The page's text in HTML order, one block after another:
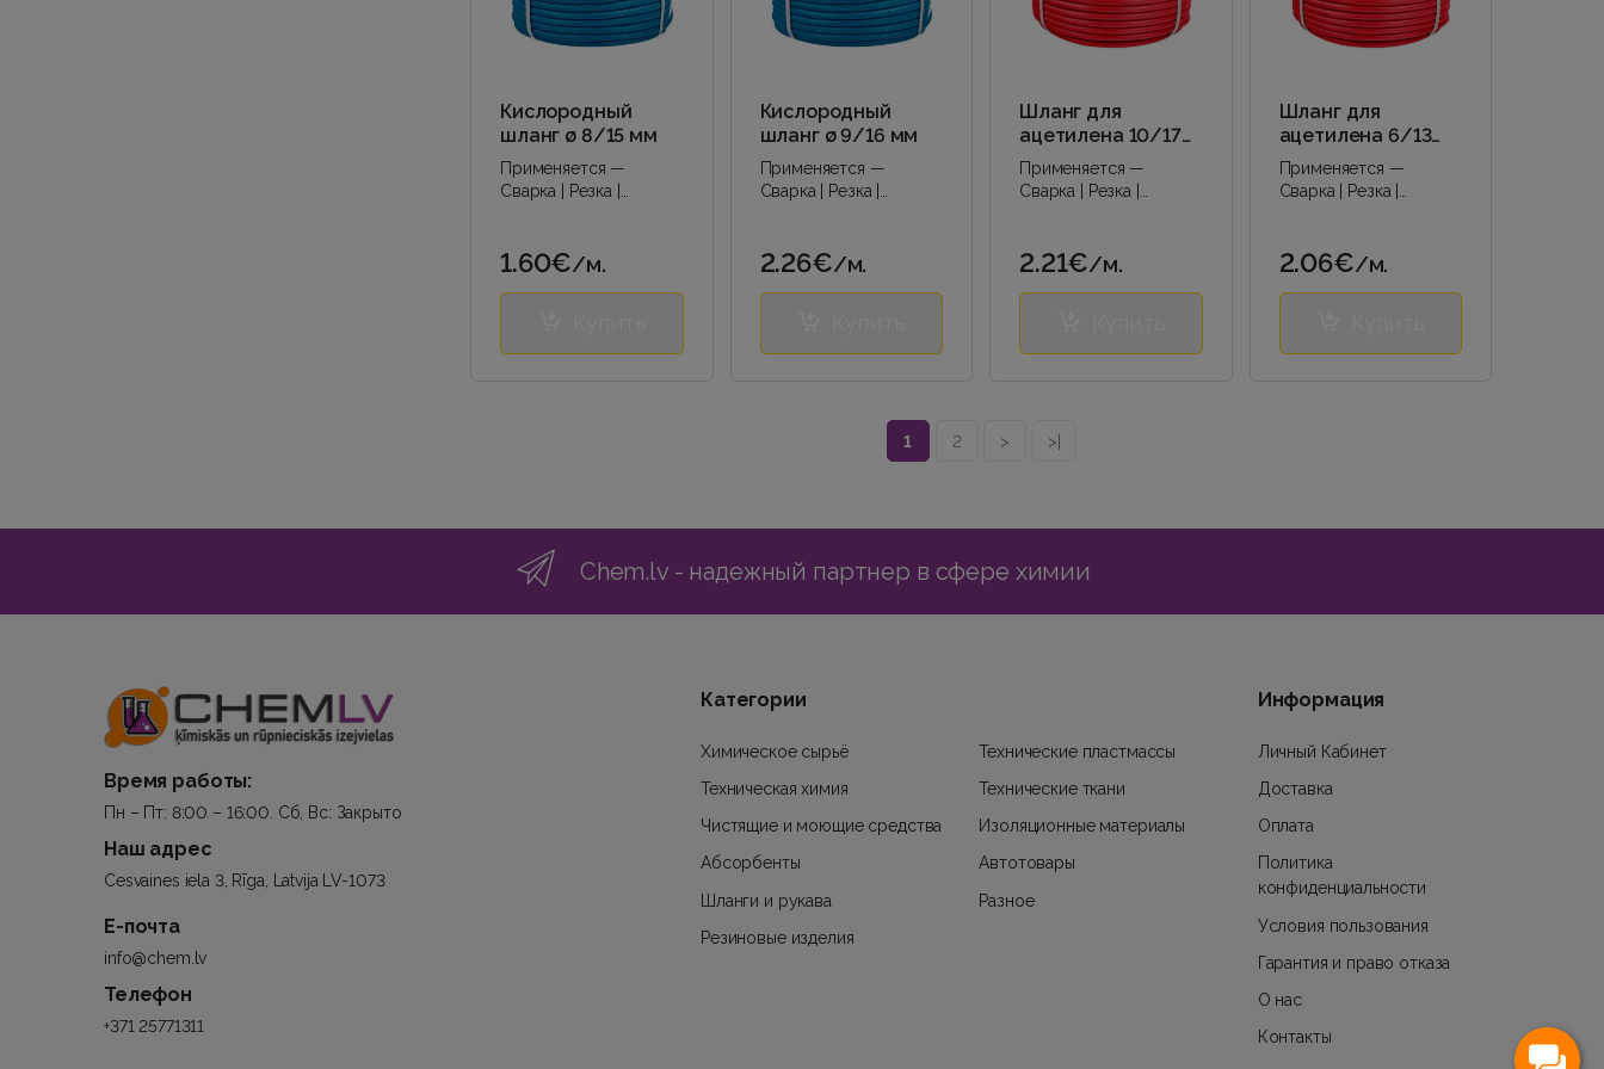
Кислородный
шланг ø 8/15 мм
Применяется —
Сварка | Резка |
1.60€/м.
Кислородный
шланг ø 9/16 мм
Применяется —
Сварка | Резка |
2.26€/м.
Шланг для
ацетилена 10/17
мм
Применяется —
Сварка | Резка |
2.21€/м.
Шланг для
ацетилена 6/13
мм
Применяется —
Сварка | Резка |
2.06€/м.
1 2 > >|
Chem.lv - надежный партнер в сфере химии
Время работы:
Пн – Пт: 8:00 – 16:00. Сб, Вс: Закрыто
Наш адрес
Cesvaines iela 3, Rīga, Latvija LV-1073
Е-почта
info@chem.lv
Телефон
+371 25771311
Категории
Химическое сырьё
Техническая химия
Чистящие и моющие средства
Абсорбенты
Шланги и рукава
Резиновые изделия
Технические пластмассы
Технические ткани
Изоляционные материалы
Автотовары
Разное
Информация
Личный Кабинет
Доставка
Оплата
Политика
конфиденциальности
Условия пользования
Гарантия и право отказа
О нас
Контакты